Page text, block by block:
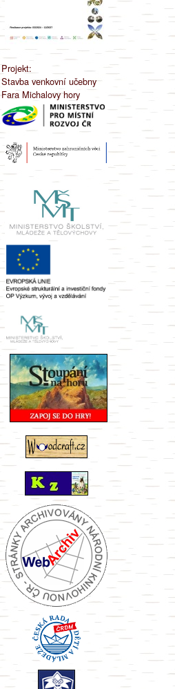
Projekt:
Stavba venkovní učebny
Fara Michalovy hory